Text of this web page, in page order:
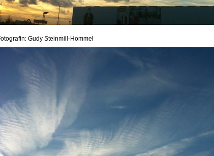
Gudy Steinmill-Hommel